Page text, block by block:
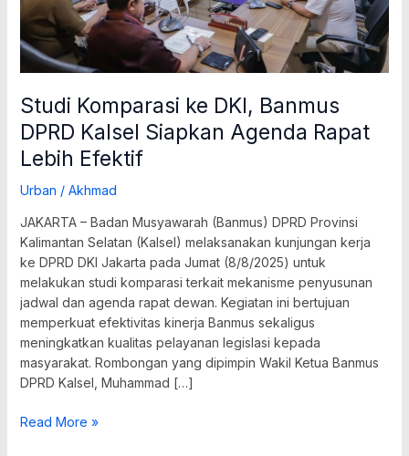
Studi Komparasi ke DKI, Banmus
DPRD Kalsel Siapkan Agenda Rapat
Lebih Efektif
Urban / Akhmad
JAKARTA – Badan Musyawarah (Banmus) DPRD Provinsi
Kalimantan Selatan (Kalsel) melaksanakan kunjungan kerja
ke DPRD DKI Jakarta pada Jumat (8/8/2025) untuk
melakukan studi komparasi terkait mekanisme penyusunan
jadwal dan agenda rapat dewan. Kegiatan ini bertujuan
memperkuat efektivitas kinerja Banmus sekaligus
meningkatkan kualitas pelayanan legislasi kepada
masyarakat. Rombongan yang dipimpin Wakil Ketua Banmus
DPRD Kalsel, Muhammad […]
Rapat
Lebih
Efektif
Read More »